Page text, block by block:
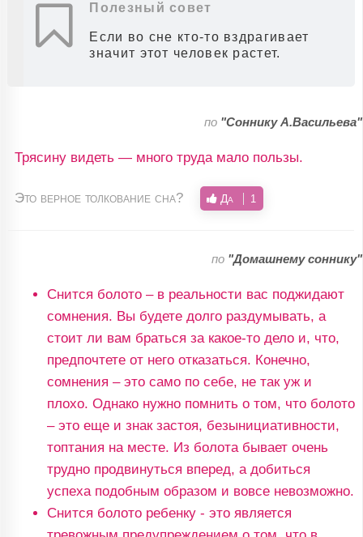
Полезный совет
Если во сне кто-то вздрагивает
значит этот человек растет.
по "Соннику А.Васильева"
Трясину видеть — много труда мало пользы.
Это верное толкование сна? Да 1
по "Домашнему соннику"
Снится болото – в реальности вас поджидают
сомнения. Вы будете долго раздумывать, а
стоит ли вам браться за какое-то дело и, что,
предпочтете от него отказаться. Конечно,
сомнения – это само по себе, не так уж и
плохо. Однако нужно помнить о том, что болото
– это еще и знак застоя, безынициативности,
топтания на месте. Из болота бывает очень
трудно продвинуться вперед, а добиться
успеха подобным образом и вовсе невозможно.
Снится болото ребенку - это является